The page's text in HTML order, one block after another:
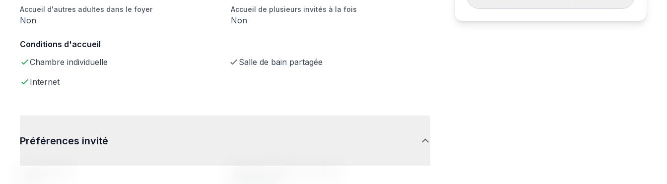
Accueil d'autres adultes dans le foyer
Non
Accueil de plusieurs invités à la fois
Non
Conditions d'accueil
Chambre individuelle
Salle de bain partagée
Internet
Préférences invité